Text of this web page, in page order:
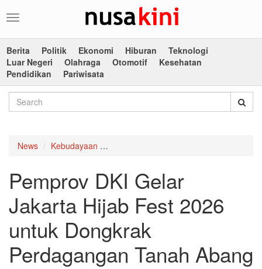
Toggle
Berita
Politik Ekonomi Hiburan
Teknologi
Luar Negeri
Olahraga Otomotif
Kesehatan
Pendidikan
Pariwisata
News Kebudayaan
Pemprov DKI Gelar
Jakarta Hijab Fest 2026
untuk Dongkrak
Perdagangan Tanah Abang